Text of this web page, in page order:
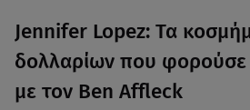
Jennifer Lopez: Τα
δολλαρίων που φορούσε
με τον Ben Affleck